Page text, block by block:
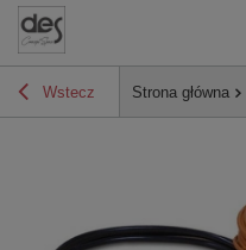
Wstecz Strona główna